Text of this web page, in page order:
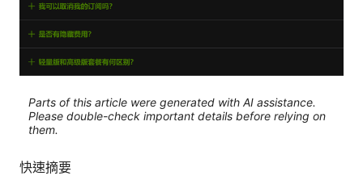
Parts of this article were generated with AI assistance.
Please double-check important details before relying on
them.
快速摘要